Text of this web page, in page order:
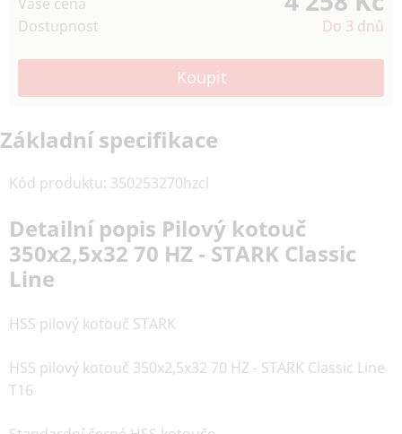
Dostupnost Do 3 dnů
Základní specifikace
Kód produktu: 350253270hzcl
Detailní popis Pilový kotouč
350x2,5x32 70 HZ - STARK Classic
Line
HSS pilový kotouč STARK
HSS pilový kotouč 350x2,5x32 70 HZ - STARK Classic Line
T16